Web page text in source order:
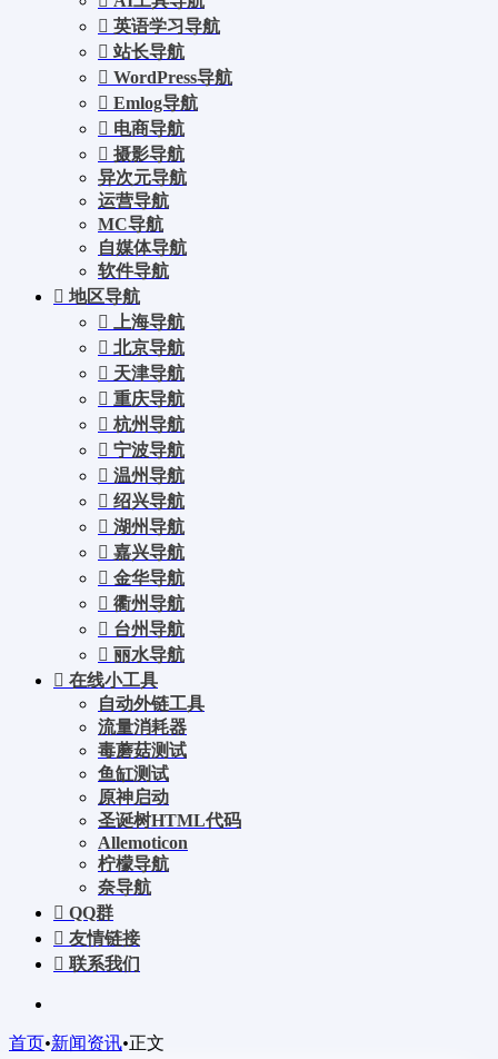
英语学习导航
站长导航
WordPress导航
Emlog导航
电商导航
摄影导航
异次元导航
运营导航
MC导航
自媒体导航
软件导航
地区导航
上海导航
北京导航
天津导航
重庆导航
杭州导航
宁波导航
温州导航
绍兴导航
湖州导航
嘉兴导航
金华导航
衢州导航
台州导航
丽水导航
在线小工具
自动外链工具
流量消耗器
毒蘑菇测试
鱼缸测试
原神启动
圣诞树HTML代码
Allemoticon
柠檬导航
奈导航
QQ群
友情链接
联系我们
首页•新闻资讯•正文